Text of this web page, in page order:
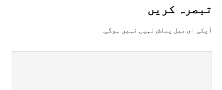
تبصرہ کريں
آپکی ای ميل پبلش نہيں نہيں ہوگی.